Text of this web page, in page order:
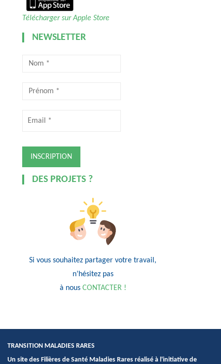
Télécharger sur Apple Store
NEWSLETTER
DES PROJETS ?
Si vous souhaitez partager votre travail,
n’hésitez pas
à nous CONTACTER !
TRANSITION MALADIES RARES
Un site des Filières de Santé Maladies Rares réalisé à l'initiative de